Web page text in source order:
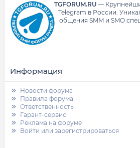
TGFORUM.RU—
Telegram в России.
общения SMM и SMO
Информация
Новости форума
Правила форума
Ответственность
Гарант-сервис
Реклама на форуме
Войти или зарегистрироваться